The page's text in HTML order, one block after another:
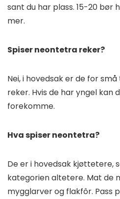
sant du har plass. 15-20 bør
mer.
Spiser neontetra reker?
Nei, i hovedsak er de for
reker. Hvis de har yngel kan
forekomme.
Hva spiser neontetra?
De er i hovedsak kjøttetere,
kategorien altetere. Mat de
mygglarver og flakfôr. Pass